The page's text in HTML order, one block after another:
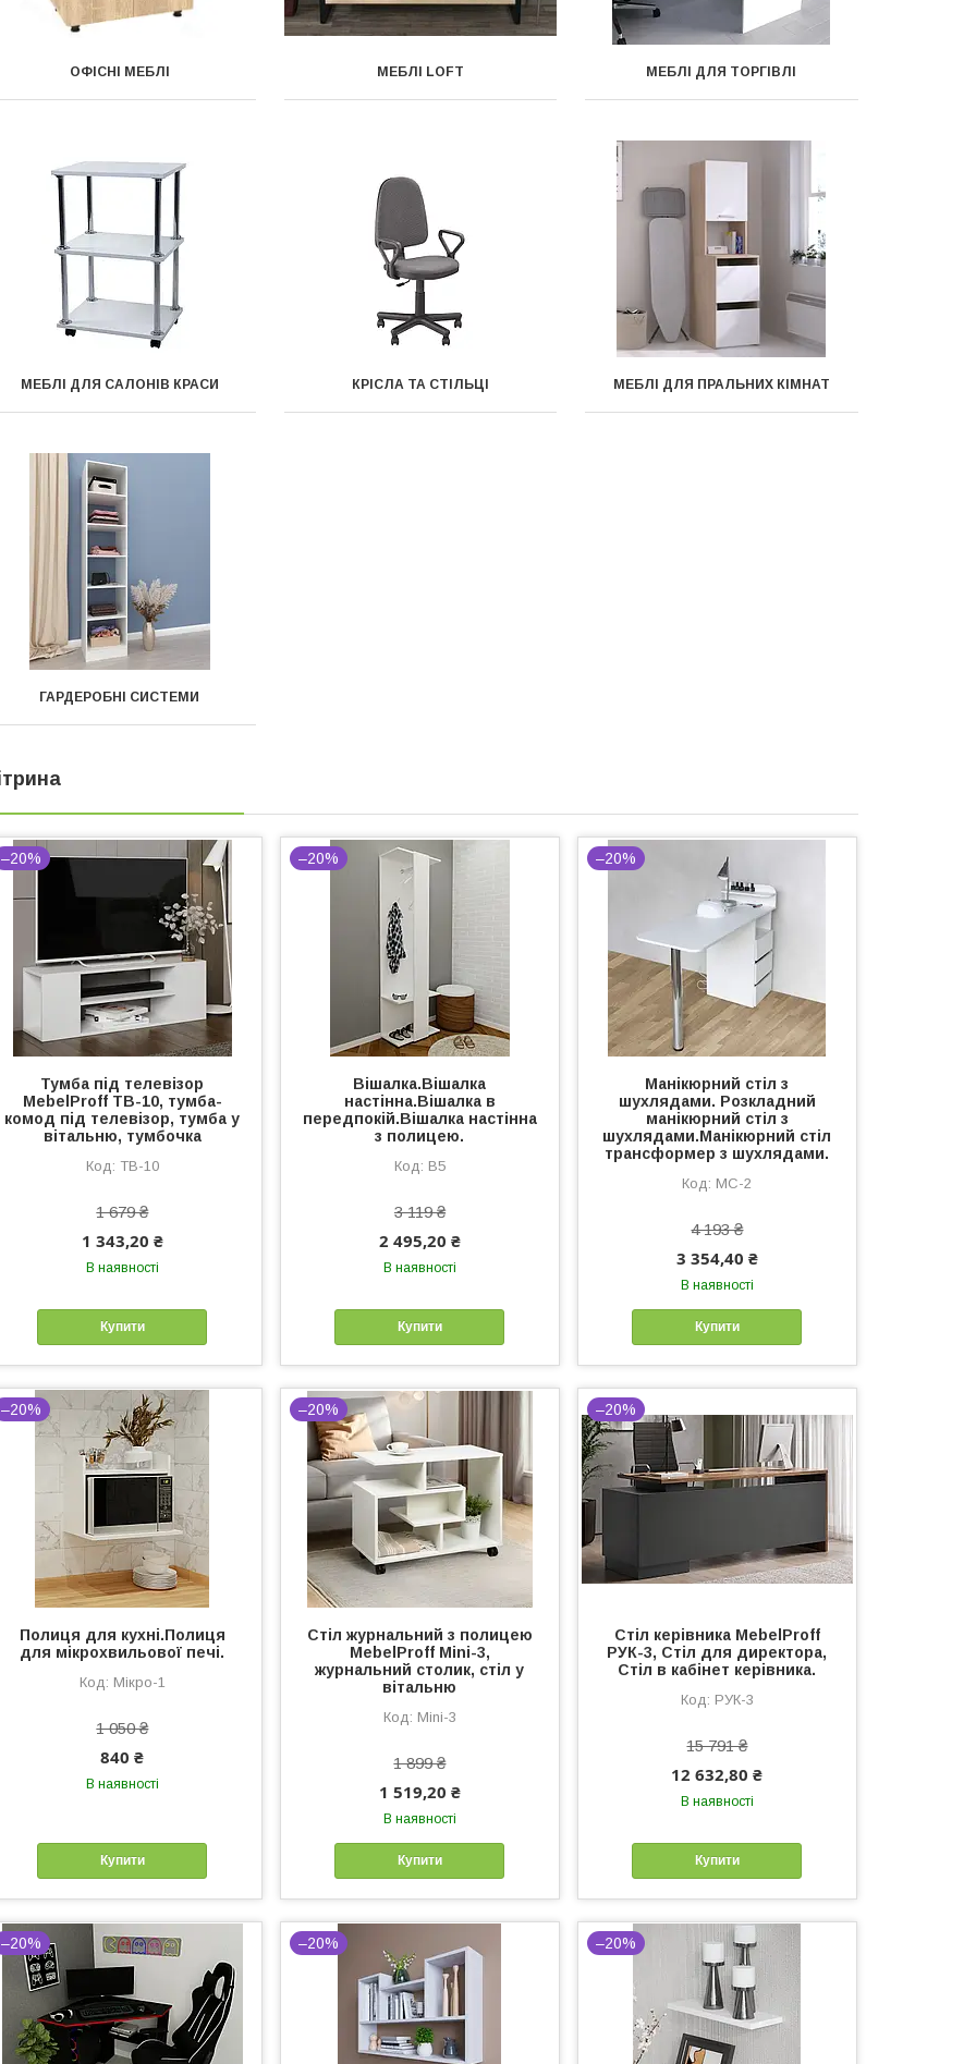
ОФІСНІ МЕБЛІ МЕБЛІ LOFT МЕБЛІ ДЛЯ ТОРГІВЛІ
МЕБЛІ ДЛЯ САЛОНІВ КРАСИ КРІСЛА ТА СТІЛЬЦІ МЕБЛІ ДЛЯ ПРАЛЬНИХ КІМНАТ
ГАРДЕРОБНІ СИСТЕМИ
–20%
Тумба під телевізор
MebelProff ТВ-10, тумба-
комод під телевізор, тумба у
вітальню, тумбочка
ТВ-10
1 679 ₴
1 343,20 ₴
В наявності
Купити
–20%
Вішалка.Вішалка
настінна.Вішалка в
передпокій.Вішалка настінна
з полицею.
В5
3 119 ₴
2 495,20 ₴
В наявності
Купити
–20%
Манікюрний стіл з
шухлядами. Розкладний
манікюрний стіл з
шухлядами.Манікюрний стіл
трансформер з шухлядами.
МС-2
4 193 ₴
3 354,40 ₴
В наявності
Купити
–20%
Полиця для кухні.Полиця
для мікрохвильової печі.
Мікро-1
1 050 ₴
840 ₴
В наявності
Купити
–20%
Стіл журнальний з полицею
MebelProff Mini-3,
журнальний столик, стіл у
вітальню
Mini-3
1 899 ₴
1 519,20 ₴
В наявності
Купити
–20%
Стіл керівника MebelProff
РУК-3, Стіл для директора,
Стіл в кабінет керівника.
РУК-3
15 791 ₴
12 632,80 ₴
В наявності
Купити
–20% –20% –20%